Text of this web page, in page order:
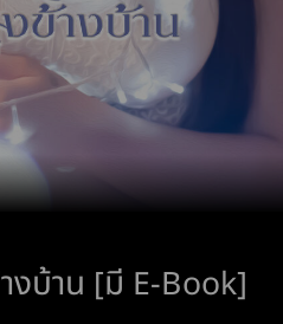
บ้าน [มี E-Book]